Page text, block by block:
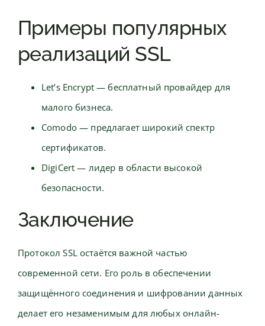
Примеры популярных
реализаций SSL
Let’s Encrypt — бесплатный провайдер для
малого бизнеса.
Comodo — предлагает широкий спектр
сертификатов.
DigiCert — лидер в области высокой
безопасности.
Заключение
Протокол SSL остаётся важной частью
современной сети. Его роль в обеспечении
защищённого соединения и шифровании данных
делает его незаменимым для любых онлайн-